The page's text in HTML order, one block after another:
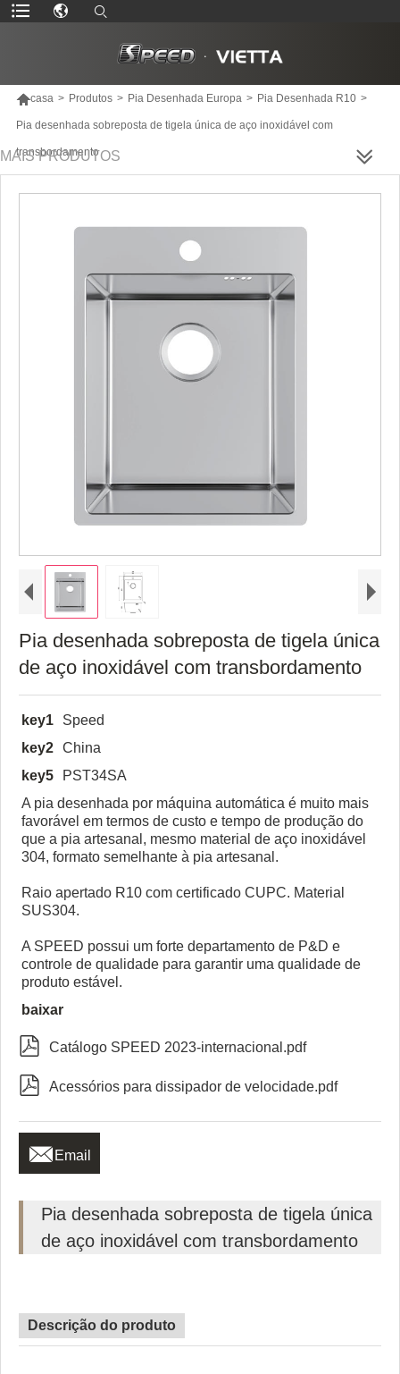
casa > Produtos > Pia Desenhada Europa > Pia Desenhada R10 >
Pia desenhada sobreposta de tigela única de aço inoxidável com
transbordamento
MAIS PRODUTOS
Pia desenhada sobreposta de tigela única
de aço inoxidável com transbordamento
key1
Speed
key2 China
key5
PST34SA
A pia desenhada por máquina automática é muito mais
favorável em termos de custo e tempo de produção do
que a pia artesanal, mesmo material de aço inoxidável
304, formato semelhante à pia artesanal.
Raio apertado R10 com certificado CUPC. Material
SUS304.
A SPEED possui um forte departamento de P&D e
controle de qualidade para garantir uma qualidade de
produto estável.
baixar
 Catálogo SPEED 2023-internacional.pdf
 Acessórios para dissipador de velocidade.pdf
 Email
Pia desenhada sobreposta de tigela única
de aço inoxidável com transbordamento
Descrição do produto